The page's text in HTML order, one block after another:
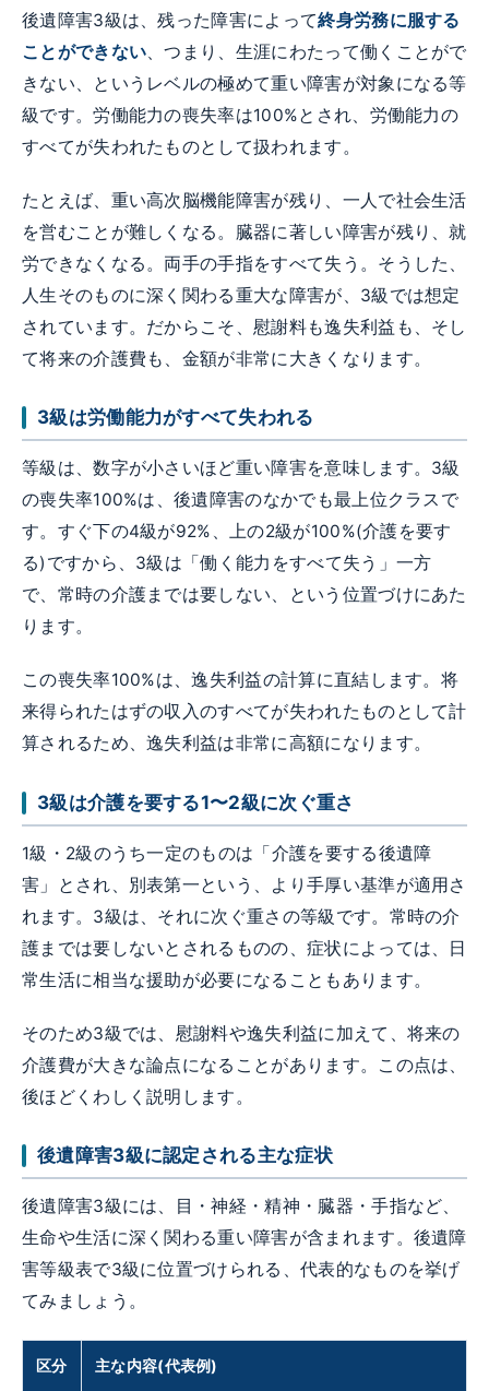
後遺障害3級は、残った障害によって終身労務に服する
ことができない、つまり、生涯にわたって働くことがで
きない、というレベルの極めて重い障害が対象になる等
級です。労働能力の喪失率は100%とされ、労働能力の
すべてが失われたものとして扱われます。
たとえば、重い高次脳機能障害が残り、一人で社会生活
を営むことが難しくなる。臓器に著しい障害が残り、就
労できなくなる。両手の手指をすべて失う。そうした、
人生そのものに深く関わる重大な障害が、3級では想定
されています。だからこそ、慰謝料も逸失利益も、そし
て将来の介護費も、金額が非常に大きくなります。
3級は労働能力がすべて失われる
等級は、数字が小さいほど重い障害を意味します。3級
の喪失率100%は、後遺障害のなかでも最上位クラスで
す。すぐ下の4級が92%、上の2級が100%(介護を要す
る)ですから、3級は「働く能力をすべて失う」一方
で、常時の介護までは要しない、という位置づけにあた
ります。
この喪失率100%は、逸失利益の計算に直結します。将
来得られたはずの収入のすべてが失われたものとして計
算されるため、逸失利益は非常に高額になります。
3級は介護を要する1〜2級に次ぐ重さ
1級・2級のうち一定のものは「介護を要する後遺障
害」とされ、別表第一という、より手厚い基準が適用さ
れます。3級は、それに次ぐ重さの等級です。常時の介
護までは要しないとされるものの、症状によっては、日
常生活に相当な援助が必要になることもあります。
そのため3級では、慰謝料や逸失利益に加えて、将来の
介護費が大きな論点になることがあります。この点は、
後ほどくわしく説明します。
後遺障害3級に認定される主な症状
後遺障害3級には、目・神経・精神・臓器・手指など、
生命や生活に深く関わる重い障害が含まれます。後遺障
害等級表で3級に位置づけられる、代表的なものを挙げ
てみましょう。
区分 主な内容(代表例)